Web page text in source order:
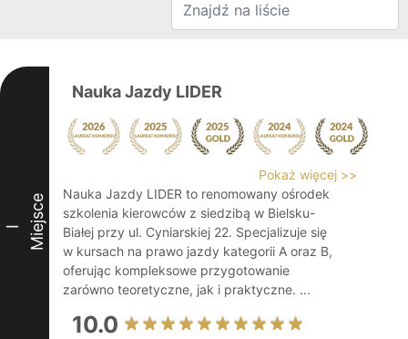
I Miejsce
Nauka Jazdy LIDER
Pokaż więcej >>
Nauka Jazdy LIDER to renomowany ośrodek
szkolenia kierowców z siedzibą w Bielsku-
Białej przy ul. Cyniarskiej 22. Specjalizuje się
w kursach na prawo jazdy kategorii A oraz B,
oferując kompleksowe przygotowanie
zarówno teoretyczne, jak i praktyczne. ...
10.0